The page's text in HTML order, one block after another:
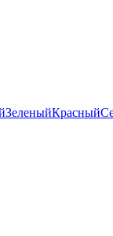
ЗеленыйКрасный